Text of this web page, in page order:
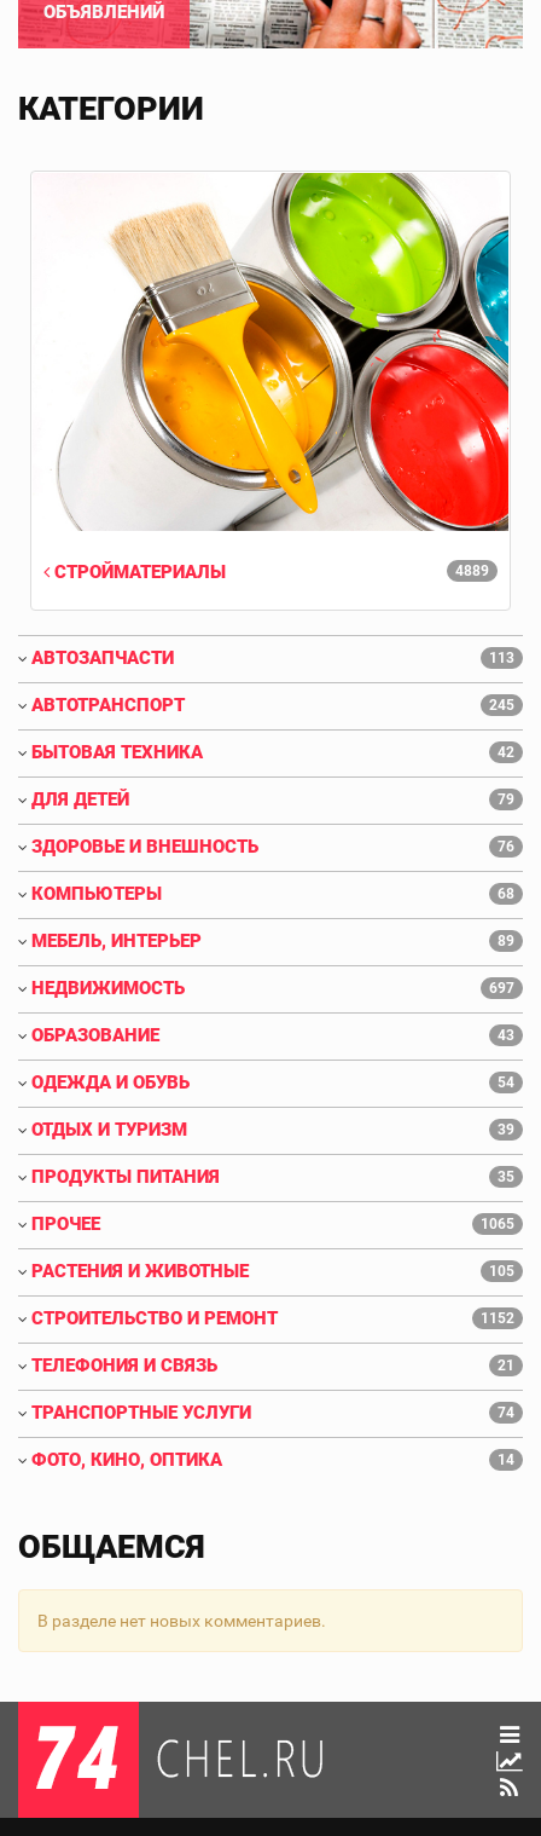
ОБЪЯВЛЕНИЙ
КАТЕГОРИИ
4889
СТРОЙМАТЕРИАЛЫ
АВТОЗАПЧАСТИ 113
АВТОТРАНСПОРТ 245
БЫТОВАЯ ТЕХНИКА 42
ДЛЯ ДЕТЕЙ 79
ЗДОРОВЬЕ И ВНЕШНОСТЬ 76
КОМПЬЮТЕРЫ 68
МЕБЕЛЬ, ИНТЕРЬЕР 89
НЕДВИЖИМОСТЬ 697
ОБРАЗОВАНИЕ 43
ОДЕЖДА И ОБУВЬ 54
ОТДЫХ И ТУРИЗМ 39
ПРОДУКТЫ ПИТАНИЯ 35
ПРОЧЕЕ 1065
РАСТЕНИЯ И ЖИВОТНЫЕ 105
СТРОИТЕЛЬСТВО И РЕМОНТ 1152
ТЕЛЕФОНИЯ И СВЯЗЬ 21
ТРАНСПОРТНЫЕ УСЛУГИ 74
ФОТО, КИНО, ОПТИКА 14
ОБЩАЕМСЯ
В разделе нет новых комментариев.